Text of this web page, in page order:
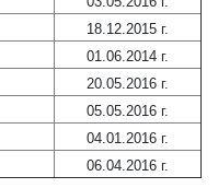
18.12.2015 г.
01.06.2014 г.
20.05.2016 г.
05.05.2016 г.
04.01.2016 г.
06.04.2016 г.